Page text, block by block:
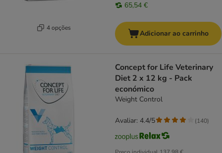
4 opções
65,54 €
Adicionar ao carrinho
Concept for Life Veterinary
Diet 2 x 12 kg - Pack
económico
Weight Control
Avaliar: 4.4/5 (140)